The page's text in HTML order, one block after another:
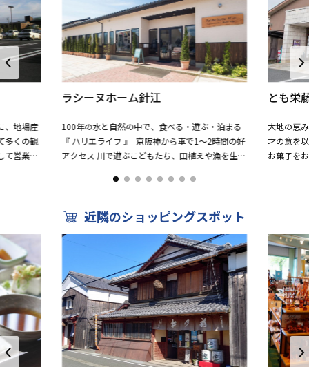
、地場産
多くの観
て営業し
ラシーヌホーム針江
100年の水と自然の中で、食べる・遊ぶ・泊まる
『 ハリエライフ 』 京阪神から車で1～2時間の好
アクセス 川で遊ぶこどもたち、田植えや漁を生業
とも栄
大地の恵
才の意を
お菓子を
近隣のショッピングスポット